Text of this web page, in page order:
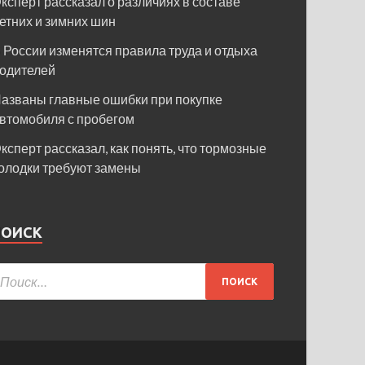
и зимних шин
России изменятся правила труда и отдыха
главные ошибки при покупке
с пробегом
рассказал, как понять, что тормозные
требуют замены